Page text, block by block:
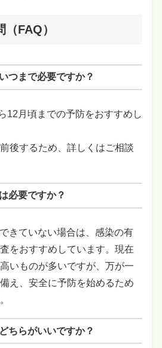
FAQ）
つまで必要ですか？
12月頃までの予防をおすすめし
後するため、詳しくはご相談
必要ですか？
きていない場合は、感染の有
をおすすめしています。現在
いものが多いですが、万が一
え、安全に予防を始めるため
ちらがいいですか？